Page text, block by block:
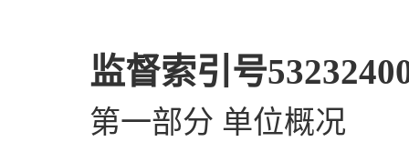
监督索引号
第一部分 单位概况